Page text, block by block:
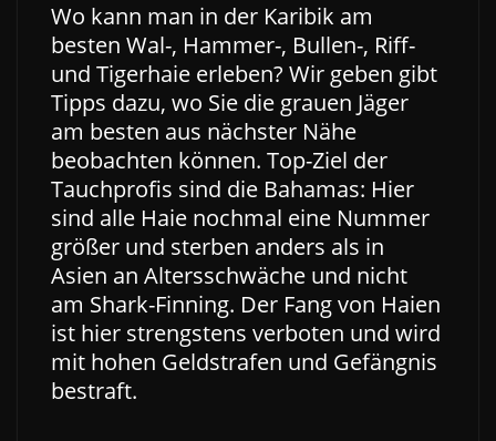
Wo kann man in der Karibik am
besten Wal-, Hammer-, Bullen-, Riff-
und Tigerhaie erleben? Wir geben gibt
Tipps dazu, wo Sie die grauen Jäger
am besten aus nächster Nähe
beobachten können. Top-Ziel der
Tauchprofis sind die Bahamas: Hier
sind alle Haie nochmal eine Nummer
größer und sterben anders als in
Asien an Altersschwäche und nicht
am Shark-Finning. Der Fang von Haien
ist hier strengstens verboten und wird
mit hohen Geldstrafen und Gefängnis
bestraft.